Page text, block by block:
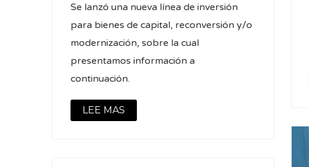
Se lanzó una nueva línea de inversión
para bienes de capital, reconversión y/o
modernización, sobre la cual
presentamos información a
continuación.
LEE MAS